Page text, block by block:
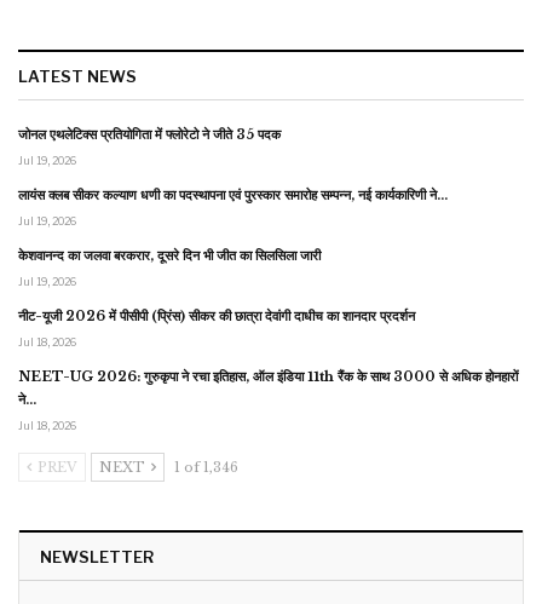
LATEST NEWS
जोनल एथलेटिक्स प्रतियोगिता में फ्लोरेटो ने जीते 35 पदक
Jul 19, 2026
लायंस क्लब सीकर कल्याण धणी का पदस्थापना एवं पुरस्कार समारोह सम्पन्न, नई कार्यकारिणी ने…
Jul 19, 2026
केशवानन्द का जलवा बरकरार, दूसरे दिन भी जीत का सिलसिला जारी
Jul 19, 2026
नीट-यूजी 2026 में पीसीपी (प्रिंस) सीकर की छात्रा देवांगी दाधीच का शानदार प्रदर्शन
Jul 18, 2026
NEET-UG 2026: गुरुकृपा ने रचा इतिहास, ऑल इंडिया 11th रैंक के साथ 3000 से अधिक होनहारों
ने…
Jul 18, 2026
PREV NEXT 1 of 1,346
NEWSLETTER